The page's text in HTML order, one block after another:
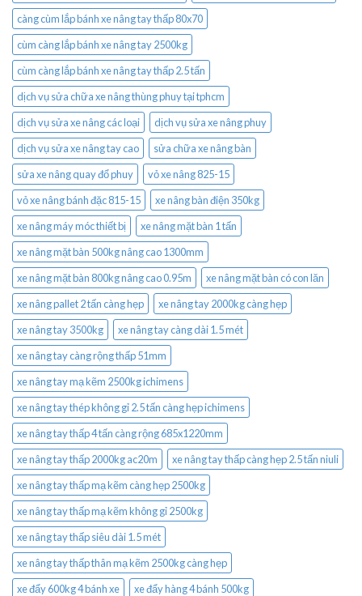
càng cùm lắp bánh xe nâng tay thấp 80x70
cùm càng lắp bánh xe nâng tay 2500kg
cùm càng lắp bánh xe nâng tay thấp 2.5 tấn
dịch vụ sửa chữa xe nâng thùng phuy tại tphcm
dịch vụ sửa xe nâng các loại
dịch vụ sửa xe nâng phuy
dịch vụ sửa xe nâng tay cao
sửa chữa xe nâng bàn
sửa xe nâng quay đổ phuy
vỏ xe nâng 825-15
vỏ xe nâng bánh đặc 815-15
xe nâng bàn điện 350kg
xe nâng máy móc thiết bị
xe nâng mặt bàn 1 tấn
xe nâng mặt bàn 500kg nâng cao 1300mm
xe nâng mặt bàn 800kg nâng cao 0.95m
xe nâng mặt bàn có con lăn
xe nâng pallet 2 tấn càng hẹp
xe nâng tay 2000kg càng hẹp
xe nâng tay 3500kg
xe nâng tay càng dài 1.5 mét
xe nâng tay càng rộng thấp 51mm
xe nâng tay mạ kẽm 2500kg ichimens
xe nâng tay thép không gỉ 2.5 tấn càng hẹp ichimens
xe nâng tay thấp 4 tấn càng rộng 685x1220mm
xe nâng tay thấp 2000kg ac20m
xe nâng tay thấp càng hẹp 2.5 tấn niuli
xe nâng tay thấp mạ kẽm càng hẹp 2500kg
xe nâng tay thấp mạ kẽm không gỉ 2500kg
xe nâng tay thấp siêu dài 1.5 mét
xe nâng tay thấp thân mạ kẽm 2500kg càng hẹp
xe đẩy 600kg 4 bánh xe
xe đẩy hàng 4 bánh 500kg